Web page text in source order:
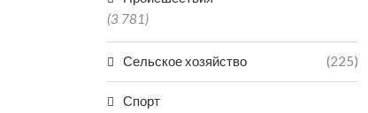
(3 781)
Сельское хозяйство (225)
Спорт